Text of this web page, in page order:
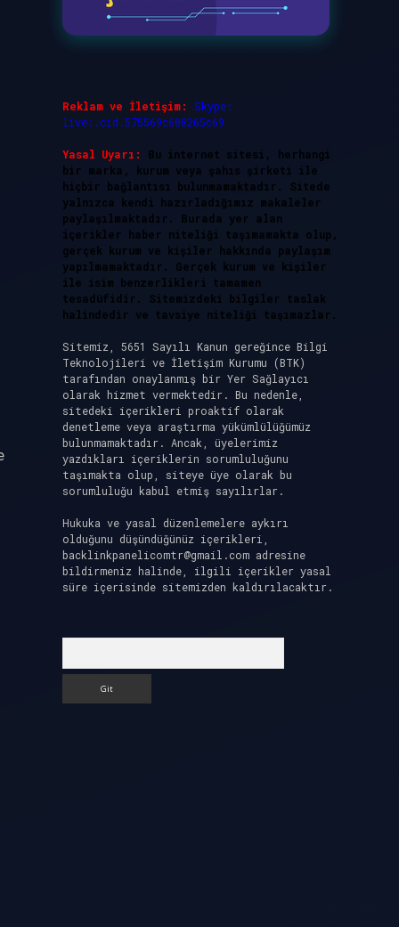
Reklam ve İletişim:
Skype:
live:.cid.575569c608265c69
Yasal Uyarı:
Bu internet sitesi, herhangi
bir marka, kurum veya şahıs şirketi ile
hiçbir bağlantısı bulunmamaktadır. Sitede
yalnızca kendi hazırladığımız makaleler
paylaşılmaktadır. Burada yer alan
içerikler haber niteliği taşımamakta olup,
gerçek kurum ve kişiler hakkında paylaşım
yapılmamaktadır. Gerçek kurum ve kişiler
ile isim benzerlikleri tamamen
tesadüfidir. Sitemizdeki bilgiler taslak
halindedir ve tavsiye niteliği taşımazlar.
Sitemiz, 5651 Sayılı Kanun gereğince Bilgi
Teknolojileri ve İletişim Kurumu (BTK)
tarafından onaylanmış bir Yer Sağlayıcı
olarak hizmet vermektedir. Bu nedenle,
sitedeki içerikleri proaktif olarak
denetleme veya araştırma yükümlülüğümüz
bulunmamaktadır. Ancak, üyelerimiz
yazdıkları içeriklerin sorumluluğunu
taşımakta olup, siteye üye olarak bu
sorumluluğu kabul etmiş sayılırlar.
Hukuka ve yasal düzenlemelere aykırı
olduğunu düşündüğünüz içerikleri,
backlinkpanelicomtr@gmail.comadresine
bildirmeniz halinde, ilgili içerikler yasal
süre içerisinde sitemizden kaldırılacaktır.